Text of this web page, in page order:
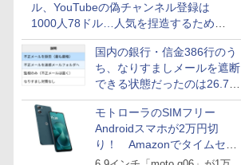
ル、YouTubeの偽チャンネル登録は
1000人78ドル…人気を捏造するための
価格リストが公開中
国内の銀行・信金386行のう
ち、なりすましメールを遮断
できる状態だったのは26.7％
にとどまる～GMOブランド
セキュリティ調査
モトローラのSIMフリー
Androidスマホが2万円切
り！ Amazonでタイムセー
ル